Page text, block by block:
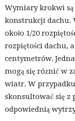
Wymiary krokwi
konstrukcji dachu.
około 1/20
rozpiętości dachu,
centymetrów.
mogą się różnić w
wiatr. W
skonsultować się z
odpowiednią